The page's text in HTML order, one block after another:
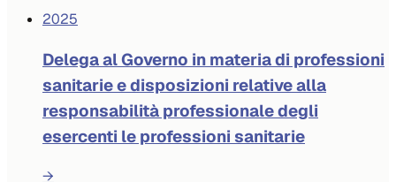
2025
Delega al Governo in materia di professioni
sanitarie e disposizioni relative alla
responsabilità professionale degli
esercenti le professioni sanitarie
→